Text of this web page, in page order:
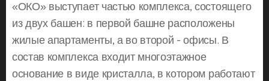
«ОКО» выступает частью комплекса, состоящего
из двух башен: в первой башне расположены
жилые апартаменты, а во второй - офисы. В
состав комплекса входит многоэтажное
основание в виде кристалла, в котором работают